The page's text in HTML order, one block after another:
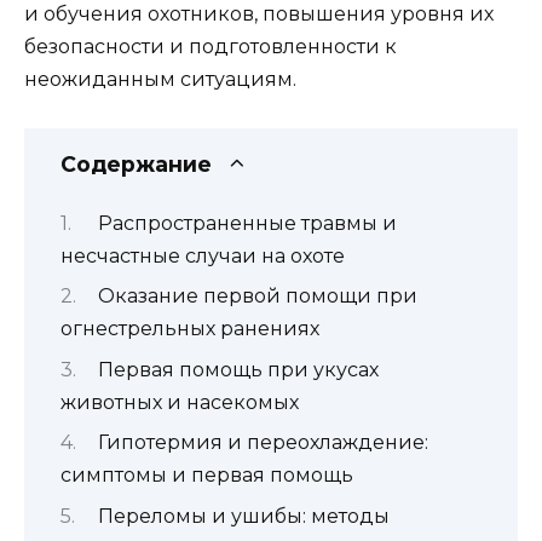
и обучения охотников, повышения уровня их
безопасности и подготовленности к
неожиданным ситуациям.
Содержание
Распространенные травмы и
несчастные случаи на охоте
Оказание первой помощи при
огнестрельных ранениях
Первая помощь при укусах
животных и насекомых
Гипотермия и переохлаждение:
симптомы и первая помощь
Переломы и ушибы: методы